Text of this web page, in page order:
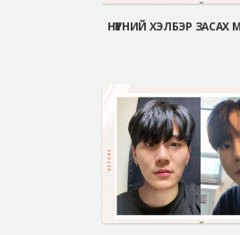
НҮҮРНИЙ ХЭЛБЭР ЗАСАХ